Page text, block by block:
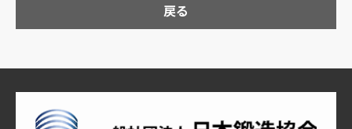
戻る